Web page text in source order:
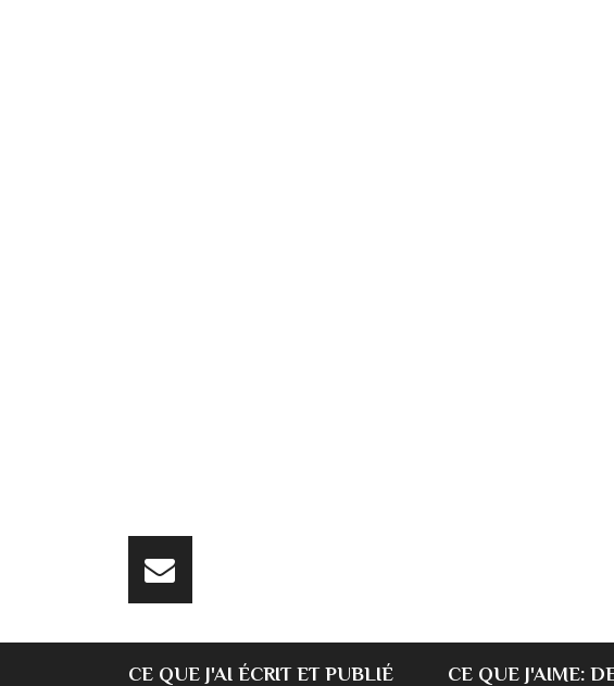
CE QUE J'AI ÉCRIT ET PUBLIÉ CE QUE J'AIME: